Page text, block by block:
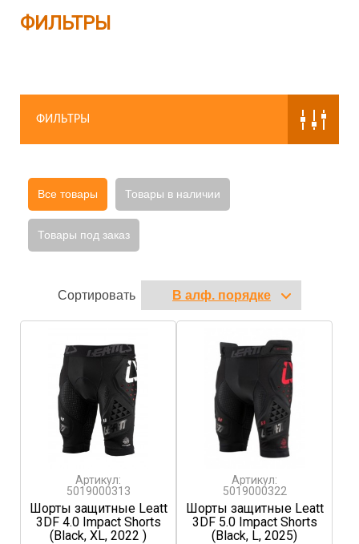
ФИЛЬТРЫ
ФИЛЬТРЫ
Все товары Товары в наличии
Товары под заказ
Сортировать
Артикул:
5019000313
Шорты защитные Leatt
3DF 4.0 Impact Shorts
(Black, XL, 2022 )
Артикул:
5019000322
Шорты защитные Leatt
3DF 5.0 Impact Shorts
(Black, L, 2025)